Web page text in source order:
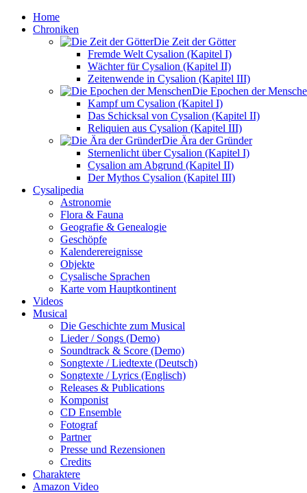
Home
Chroniken
Die Zeit der Götter
Fremde Welt Cysalion (Kapitel I)
Wächter für Cysalion (Kapitel II)
Zeitenwende in Cysalion (Kapitel III)
Die Epochen der
Kampf um Cysalion (Kapitel I)
Das Schicksal von Cysalion (Kapitel II)
Reliquien aus Cysalion (Kapitel III)
Die Ära der Gründer
Sternenlicht über Cysalion (Kapitel I)
Cysalion am Abgrund (Kapitel II)
Der Mythos Cysalion (Kapitel III)
Cysalipedia
Astronomie
Flora & Fauna
Geografie & Genealogie
Geschöpfe
Kalenderereignisse
Objekte
Cysalische Sprachen
Karte vom Hauptkontinent
Videos
Musical
Die Geschichte zum Musical
Lieder / Songs (Demo)
Soundtrack & Score (Demo)
Songtexte / Liedtexte (Deutsch)
Songtexte / Lyrics (Englisch)
Releases & Publications
Komponist
CD Ensemble
Fotograf
Partner
Presse und Rezensionen
Credits
Charaktere
Amazon Video